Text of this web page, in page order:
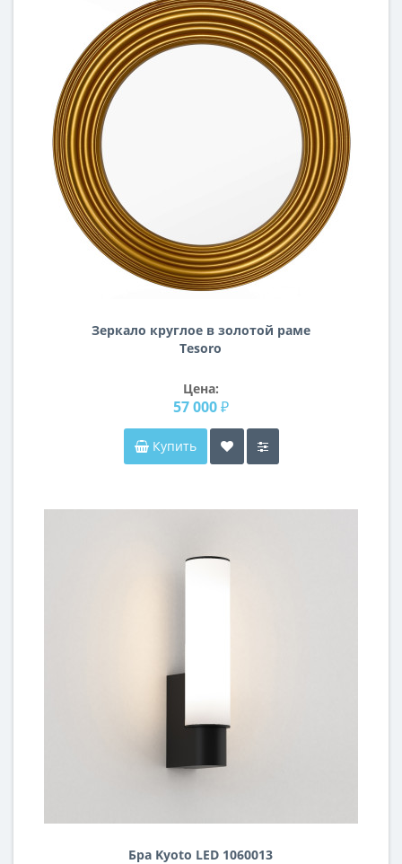
Зеркало круглое в золотой раме
Tesoro
Цена:
57 000 ₽
Купить
Бра Kyoto LED 1060013